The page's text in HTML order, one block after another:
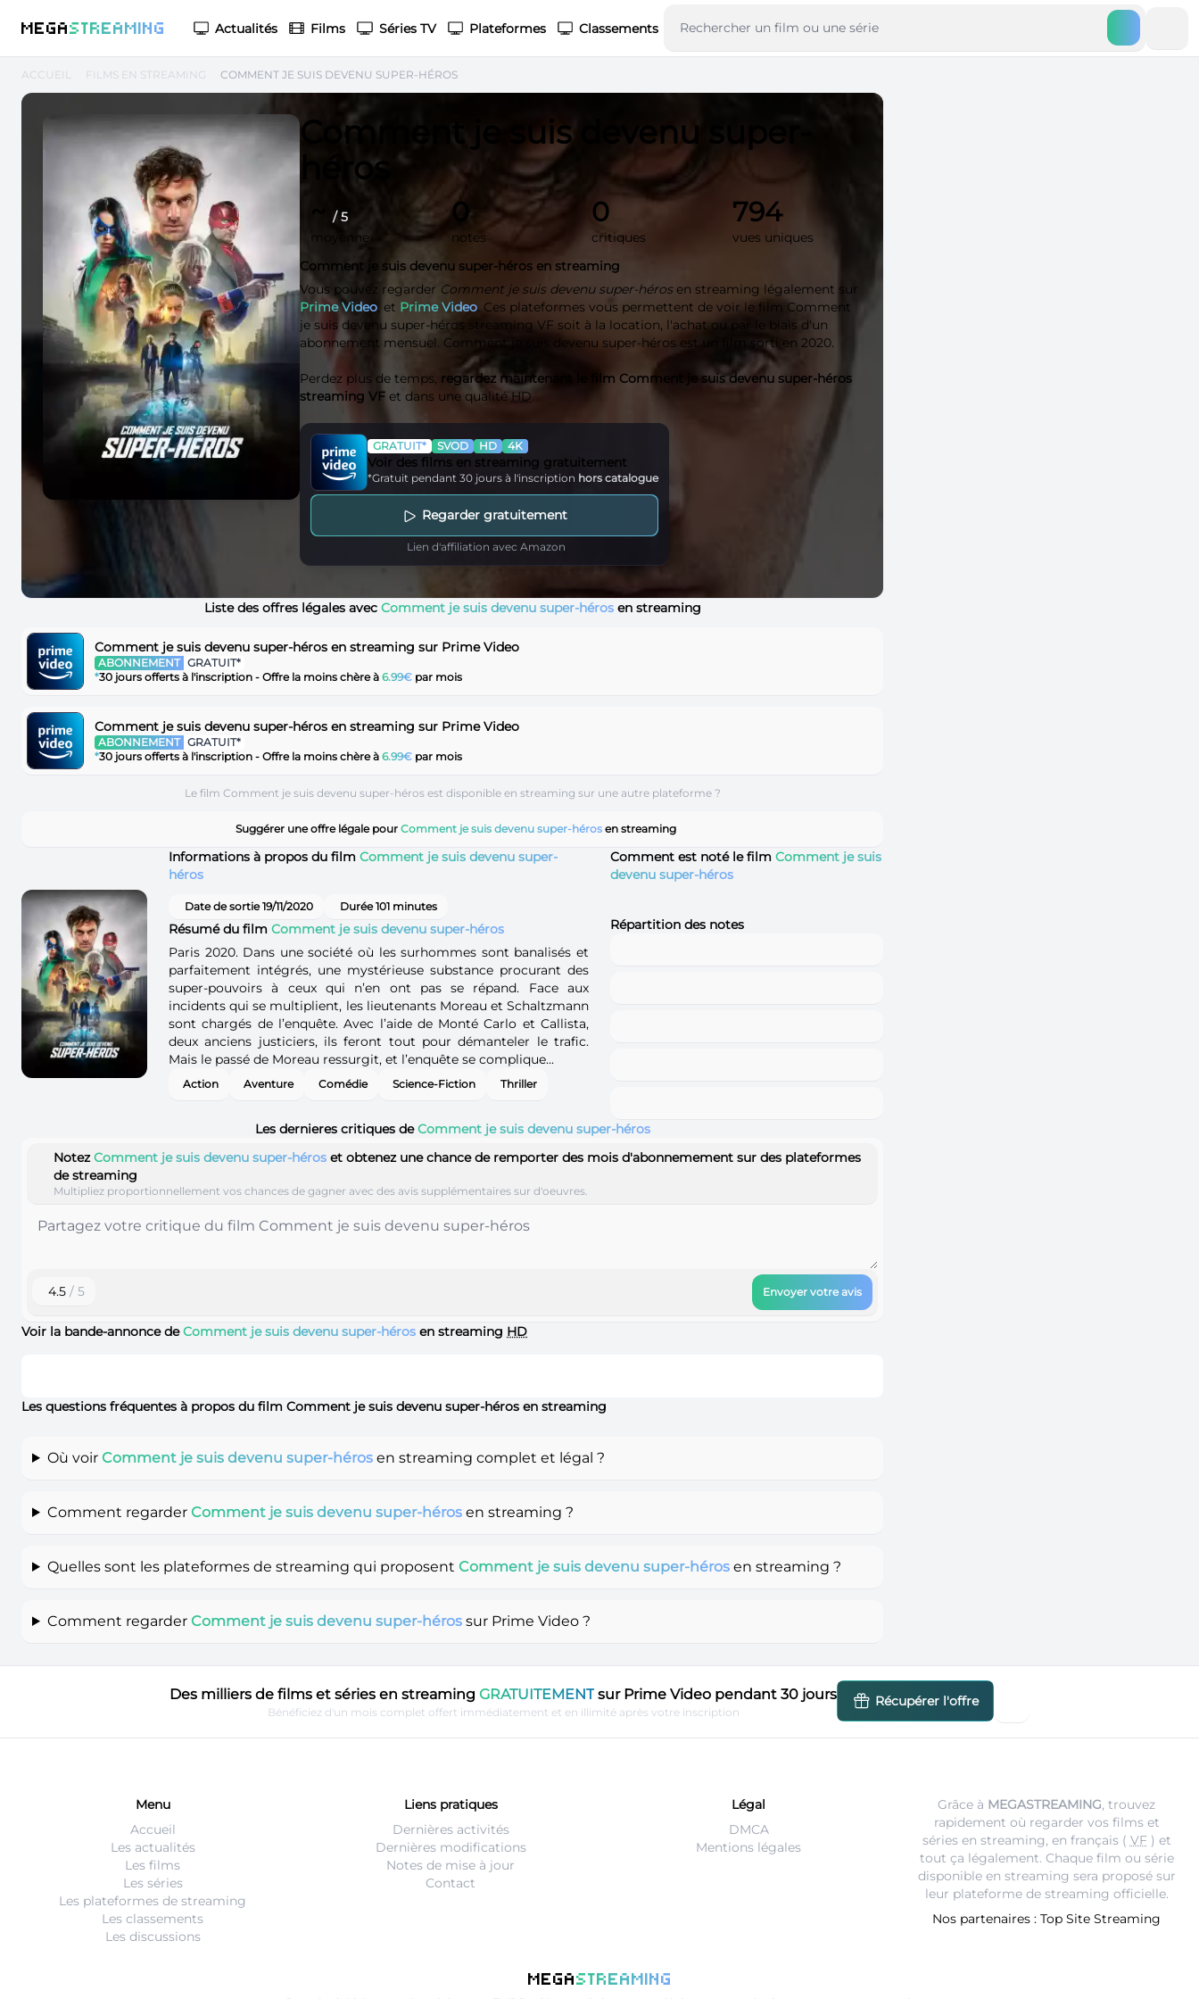
MEGASTREAMING Actualités Films Séries TV Plateformes Classements
ACCUEIL FILMS EN STREAMING COMMENT JE SUIS DEVENU SUPER-HÉROS
Comment je suis devenu super-
héros
/ 5
moyenne
0
notes
0
critiques
794
vues uniques
Comment je suis devenu super-héros en streaming
Vous pouvez regarder Comment je suis devenu super-hérosen streaming légalement sur
Prime Video, et Prime Video. Ces plateformes vous permettent de voir le film Comment
je suis devenu super-héros streaming VF soit à la location, l'achat ou par le biais d'un
abonnement mensuel. Comment je suis devenu super-héros est un film sorti en 2020.
Perdez plus de temps, regardez maintenant le film Comment je suis devenu super-héros
streaming VF et dans une qualitéHD.
GRATUIT* SVOD HD 4K
Voir des films en streaming gratuitement
*Gratuit pendant 30 jours à l'inscription hors catalogue
Regarder gratuitement
Lien d'affiliation avec Amazon
Liste des offres légales avec Comment je suis devenu super-hérosen streaming
Comment je suis devenu super-héros en streaming sur Prime Video
ABONNEMENT GRATUIT*
*30 jours offerts à l'inscription - Offre la moins chère à 6.99€ par mois
Comment je suis devenu super-héros en streaming sur Prime Video
ABONNEMENT GRATUIT*
*30 jours offerts à l'inscription - Offre la moins chère à 6.99€ par mois
Le film Comment je suis devenu super-héros est disponible en streaming sur une autre plateforme ?
Suggérer une offre légale pour Comment je suis devenu super-héros en streaming
Informations à propos du film Comment je suis devenu super-
héros
Date de sortie 19/11/2020 Durée 101 minutes
Résumé du film Comment je suis devenu super-héros
Paris 2020. Dans une société où les surhommes sont banalisés et
parfaitement intégrés, une mystérieuse substance procurant des
super-pouvoirs à ceux qui n’en ont pas se répand. Face aux
incidents qui se multiplient, les lieutenants Moreau et Schaltzmann
sont chargés de l’enquête. Avec l’aide de Monté Carlo et Callista,
deux anciens justiciers, ils feront tout pour démanteler le trafic.
Mais le passé de Moreau ressurgit, et l’enquête se complique...
Action Aventure Comédie Science-Fiction Thriller
Comment est noté le film Comment je suis
devenu super-héros
Répartition des notes
Les dernieres critiques deComment je suis devenu super-héros
NotezComment je suis devenu super-héros et obtenez une chance de remporter des mois d'abonnemement sur des plateformes
de streaming
Multipliez proportionnellement vos chances de gagner avec des avis supplémentaires sur d'oeuvres.
4.5 / 5 Envoyer votre avis
Voir la bande-annonce deComment je suis devenu super-héros en streaming HD
Les questions fréquentes à propos du film Comment je suis devenu super-héros en streaming
Où voir Comment je suis devenu super-hérosen streaming complet et légal ?
Comment regarder Comment je suis devenu super-hérosen streaming ?
Quelles sont les plateformes de streaming qui proposent Comment je suis devenu super-hérosen streaming ?
Comment regarder Comment je suis devenu super-hérossur Prime Video ?
Des milliers de films et séries en streamingGRATUITEMENT sur Prime Video pendant 30 jours
Bénéficiez d'un mois complet offert immédiatement et en illimité après votre inscription
Récupérer l'offre
Menu
Accueil
Les actualités
Les films
Les séries
Les plateformes de streaming
Les classements
Les discussions
Liens pratiques
Dernières activités
Dernières modifications
Notes de mise à jour
Contact
Légal
DMCA
Mentions légales
Grâce à MEGASTREAMING, trouvez
rapidement où regarder vos films et
séries en streaming, en français ( VF) et
tout ça légalement. Chaque film ou série
disponible en streaming sera proposé sur
leur plateforme de streaming officielle.
Nos partenaires : Top Site Streaming
MEGASTREAMING